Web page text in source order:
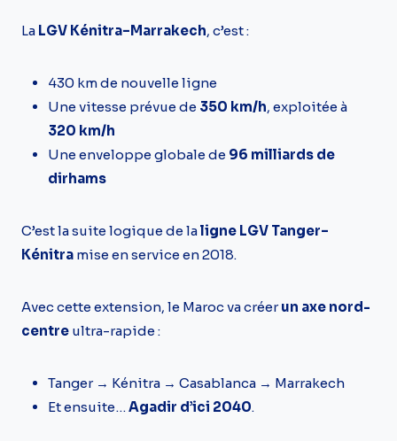
La LGV Kénitra–Marrakech, c’est :
430 km de nouvelle ligne
Une vitesse prévue de 350 km/h, exploitée à
320 km/h
Une enveloppe globale de 96 milliards de
dirhams
C’est la suite logique de laligne LGV Tanger–
Kénitra mise en service en 2018.
Avec cette extension, le Maroc va créerun axe nord-
centre ultra-rapide :
Tanger → Kénitra → Casablanca → Marrakech
Et ensuite…Agadir d’ici 2040.